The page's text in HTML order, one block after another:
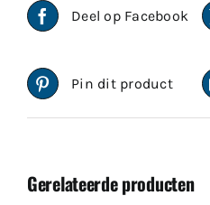
Deel op Facebook
Pin dit product
Gerelateerde producten